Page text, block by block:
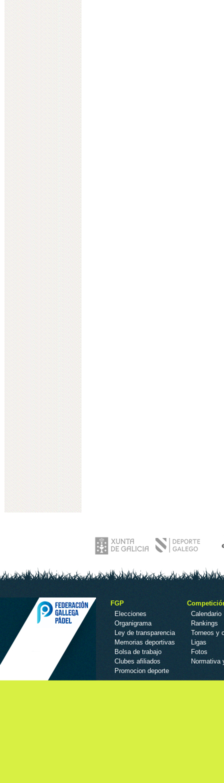
FGP
Elecciones
Organigrama
Ley de transparencia
Memorias deportivas
Bolsa de trabajo
Clubes afiliados
Promocion deporte
Calendario
Rankings
Torneos y
Ligas
Fotos
Normativa